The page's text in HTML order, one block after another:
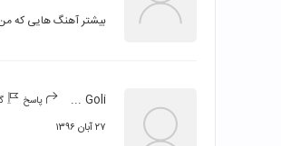
بیشتر آهنگ هایی که من
Goli ... پاسخ
۲۷ آبان ۱۳۹۶